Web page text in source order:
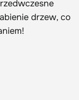
drzew, co